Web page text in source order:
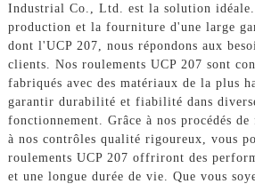
Industrial Co., Ltd. est la solution idéale.
production et la fourniture d'une large
dont l'UCP 207, nous répondons aux
clients. Nos roulements UCP 207 sont
fabriqués avec des matériaux de la plus
garantir durabilité et fiabilité dans
fonctionnement. Grâce à nos procédés
à nos contrôles qualité rigoureux, vous
roulements UCP 207 offriront des
et une longue durée de vie. Que vous